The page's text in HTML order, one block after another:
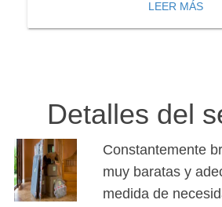
LEER MÁS
Detalles del
Constantemente
muy baratas y
medida de